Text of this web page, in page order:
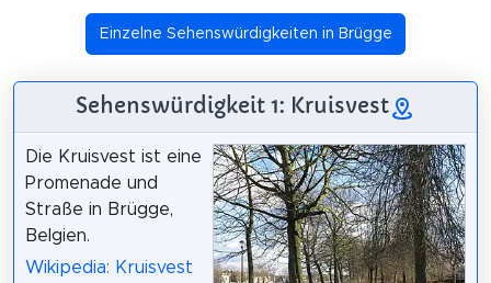
Einzelne Sehenswürdigkeiten in Brügge
Sehenswürdigkeit 1: Kruisvest
Die Kruisvest ist eine
Promenade und
Straße in Brügge,
Belgien.
Wikipedia: Kruisvest